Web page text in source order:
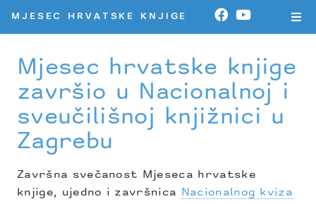
MJESEC HRVATSKE KNJIGE
Mjesec hrvatske knjige
završio u Nacionalnoj i
sveučilišnoj knjižnici u
Zagrebu
Završna svečanost Mjeseca hrvatske
knjige, ujedno i završnica
Nacionalnog kviza